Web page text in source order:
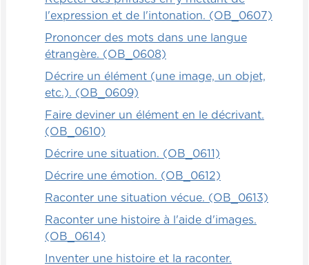
l'expression et de l'intonation. (OB_0607)
Prononcer des mots dans une langue
étrangère. (OB_0608)
Décrire un élément (une image, un objet,
etc.). (OB_0609)
Faire deviner un élément en le décrivant.
(OB_0610)
Décrire une situation. (OB_0611)
Décrire une émotion. (OB_0612)
Raconter une situation vécue. (OB_0613)
Raconter une histoire à l'aide d'images.
(OB_0614)
Inventer une histoire et la raconter.